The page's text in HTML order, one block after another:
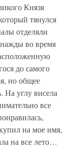
Князя
тянулся
отделяли
во время
до самого
но общее
На углу висела
все
на мое имя,
на все лето…